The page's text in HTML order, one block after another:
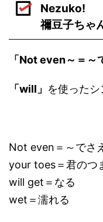
Nezuko!
禰豆子ちゃ
「Not even～＝～
「will」 を使ったシ
Not even＝～でさ
your toes＝君のつ
will get＝なる
wet＝濡れる